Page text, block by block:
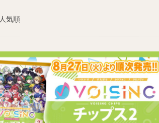
人気順